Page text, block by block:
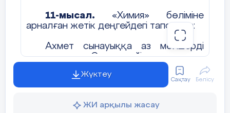
11-мысал.
«Химия» бөліміне
арналған жетік деңгейдегі тапсырма:
Ахмет сынауыққа аз мөлшерді
ұнтақ салды. Содан кейін ол ұнтаққа
сұйықтық құйып, сынауықты шайқады.
Химиялық реакция жүрді.
байқай алатын екі үрдісті сипаттаңыз.
Жүктеу
Сақтау Бөлісу
ЖИ арқылы жасау